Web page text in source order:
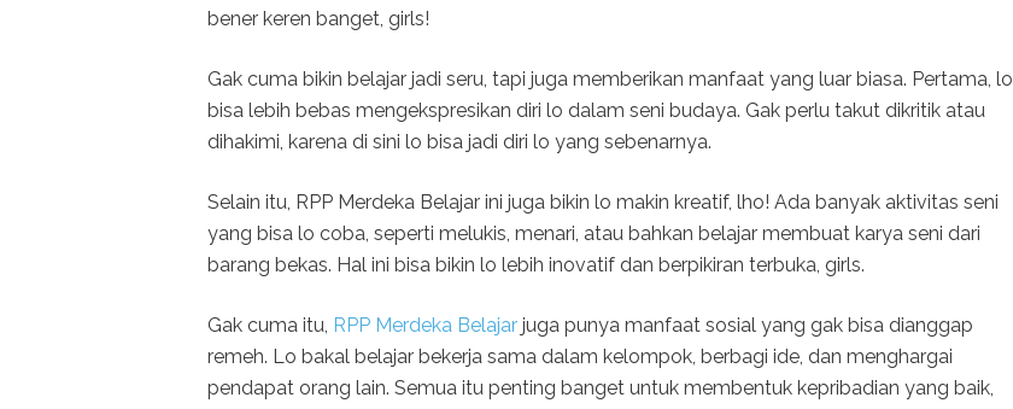
bener keren banget, girls!
Gak cuma bikin belajar jadi seru, tapi juga memberikan manfaat yang luar biasa. Pertama, lo
bisa lebih bebas mengekspresikan diri lo dalam seni budaya. Gak perlu takut dikritik atau
dihakimi, karena di sini lo bisa jadi diri lo yang sebenarnya.
Selain itu, RPP Merdeka Belajar ini juga bikin lo makin kreatif, lho! Ada banyak aktivitas seni
yang bisa lo coba, seperti melukis, menari, atau bahkan belajar membuat karya seni dari
barang bekas. Hal ini bisa bikin lo lebih inovatif dan berpikiran terbuka, girls.
Gak cuma itu, RPP Merdeka Belajar juga punya manfaat sosial yang gak bisa dianggap
remeh. Lo bakal belajar bekerja sama dalam kelompok, berbagi ide, dan menghargai
pendapat orang lain. Semua itu penting banget untuk membentuk kepribadian yang baik,